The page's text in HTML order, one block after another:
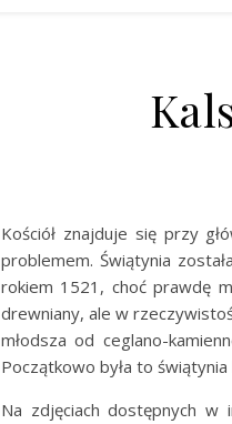
Kościół znajduje się przy
problemem. Świątynia
rokiem 1521, choć prawdę
drewniany, ale w
młodsza od ceglano-
Początkowo była to
Na zdjęciach dostępnych w